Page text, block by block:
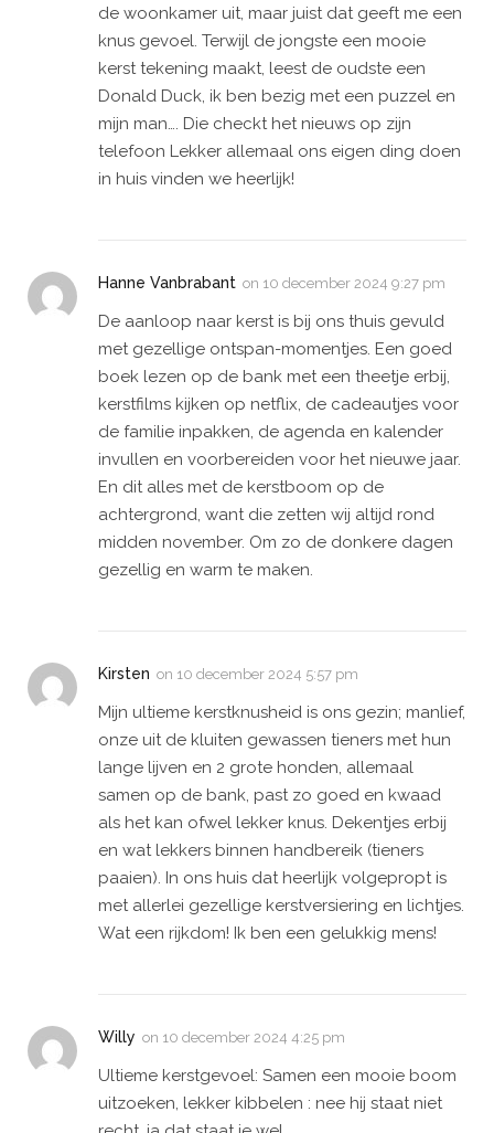
de woonkamer uit, maar juist dat geeft me een
knus gevoel. Terwijl de jongste een mooie
kerst tekening maakt, leest de oudste een
Donald Duck, ik ben bezig met een puzzel en
mijn man…. Die checkt het nieuws op zijn
telefoon Lekker allemaal ons eigen ding doen
in huis vinden we heerlijk!
Hanne Vanbrabant on 10 december 2024 9:27 pm
De aanloop naar kerst is bij ons thuis gevuld
met gezellige ontspan-momentjes. Een goed
boek lezen op de bank met een theetje erbij,
kerstfilms kijken op netflix, de cadeautjes voor
de familie inpakken, de agenda en kalender
invullen en voorbereiden voor het nieuwe jaar.
En dit alles met de kerstboom op de
achtergrond, want die zetten wij altijd rond
midden november. Om zo de donkere dagen
gezellig en warm te maken.
Kirsten on 10 december 2024 5:57 pm
Mijn ultieme kerstknusheid is ons gezin; manlief,
onze uit de kluiten gewassen tieners met hun
lange lijven en 2 grote honden, allemaal
samen op de bank, past zo goed en kwaad
als het kan ofwel lekker knus. Dekentjes erbij
en wat lekkers binnen handbereik (tieners
paaien). In ons huis dat heerlijk volgepropt is
met allerlei gezellige kerstversiering en lichtjes.
Wat een rijkdom! Ik ben een gelukkig mens!
Willy on 10 december 2024 4:25 pm
Ultieme kerstgevoel: Samen een mooie boom
uitzoeken, lekker kibbelen : nee hij staat niet